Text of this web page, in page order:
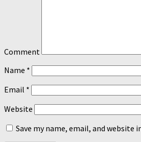
Comment
Name *
Email *
Website
Save my name, email, and